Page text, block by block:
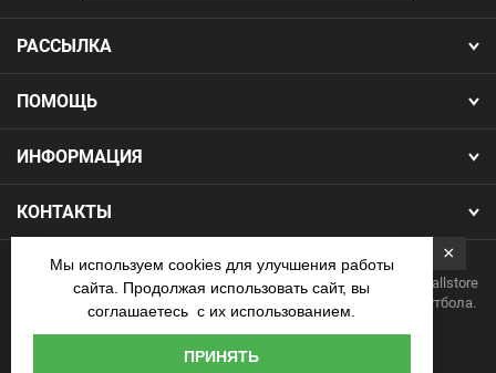
ПОМОЩЬ
ИНФОРМАЦИЯ
КОНТАКТЫ
РАССЫЛКА
Copyright 2026.Все права защищены. Интернет-магазин Footballstore
— продажа футбольной формы, бутс, мячей и одежды для футбола.
×
Мы используем cookies для улучшения работы
сайта. Продолжая использовать сайт, вы
соглашаетесь с их использованием.
ПРИНЯТЬ